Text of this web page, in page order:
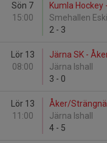
Sön 7
15:00
Kumla
Smehallen
2 - 3
Lör 13
08:00
Järna SK -
Järna Ishall
3 - 0
Lör 13
11:00
Åker/
Järna Ishall
4 - 5